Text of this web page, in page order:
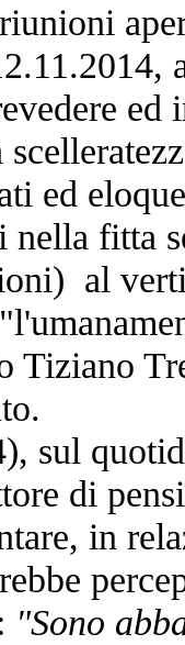
ed
nella fitta
al
Tiziano
sul
di p
in
"Sono